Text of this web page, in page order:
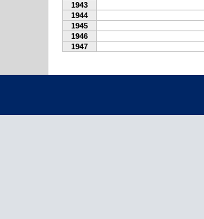
1943
1944
1945
1946
1947